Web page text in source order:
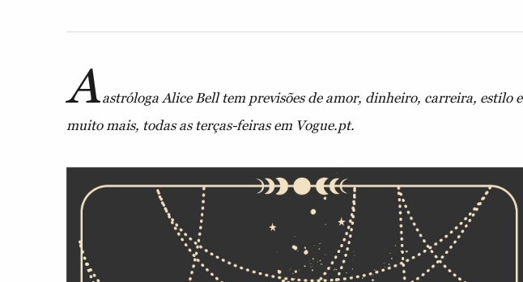
Aastróloga Alice Bell tem previsões de amor, dinheiro, carreira, estilo e
muito mais, todas as terças-feiras em Vogue.pt.